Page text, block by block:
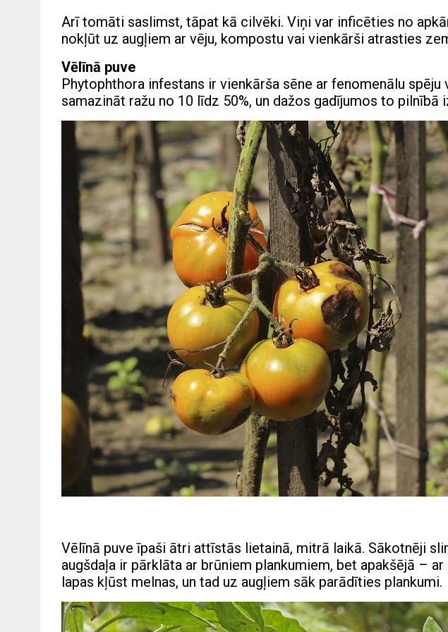
Arī tomāti saslimst, tāpat kā cilvēki. Viņi var inficēties no
nokļūt uz augļiem ar vēju, kompostu vai vienkārši atrasties
Vēlīnā puve
Phytophthora infestans ir vienkārša sēne ar fenomenālu spēju
samazināt ražu no 10 līdz 50%, un dažos gadījumos to pilnībā
Vēlīnā puve īpaši ātri attīstās lietainā, mitrā laikā. Sākotnēji
augšdaļa ir pārklāta ar brūniem plankumiem, bet apakšējā –
lapas kļūst melnas, un tad uz augļiem sāk parādīties plankumi.